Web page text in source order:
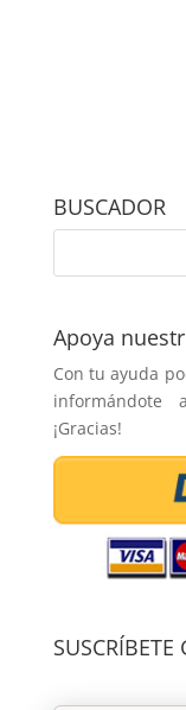
BUSCADOR
Apoya
Con tu ayuda
informándote
¡Gracias!
SUSCRÍBETE